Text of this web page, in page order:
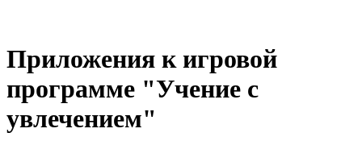
Приложения к игровой
программе "Учение с
увлечением"